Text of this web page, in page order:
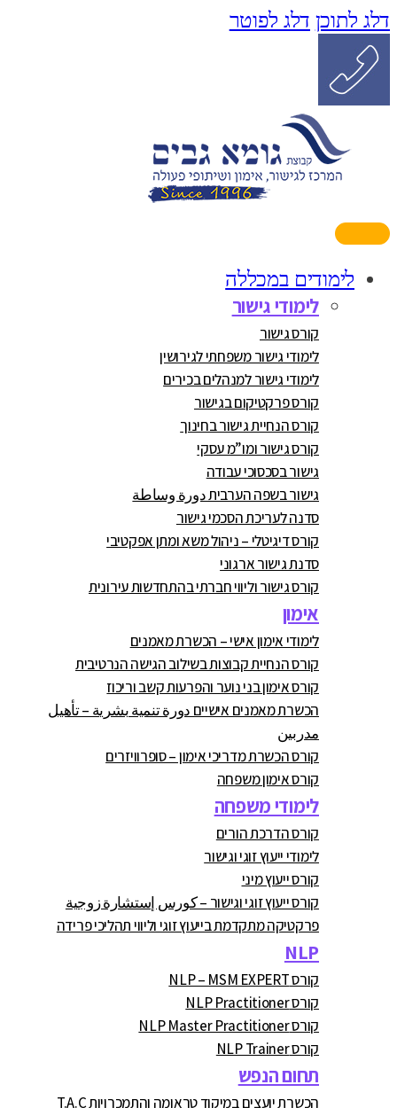
דלג לתוכן דלג לפוטר
לימודים במכללה
לימודי גישור
קורס גישור
לימודי גישור משפחתי לגירושין
לימודי גישור למנהלים בכירים
קורס פרקטיקום בגישור
קורס הנחיית גישור בחינוך
קורס גישור ומו”מ עסקי
גישור בסכסוכי עבודה
גישור בשפה הערבית دورة وساطة
סדנה לעריכת הסכמי גישור
קורס דיגיטלי – ניהול משא ומתן אפקטיבי
סדנת גישור ארגוני
קורס גישור וליווי חברתי בהתחדשות עירונית
אימון
לימודי אימון אישי – הכשרת מאמנים
קורס הנחיית קבוצות בשילוב הגישה הנרטיבית
קורס אימון בני נוער והפרעות קשב וריכוז
הכשרת מאמנים אישיים دورة تنمية بشرية – تأهيل
مدربين
קורס הכשרת מדריכי אימון – סופרוויזרים
קורס אימון משפחה
לימודי משפחה
קורס הדרכת הורים
לימודי ייעוץ זוגי וגישור
קורס ייעוץ מיני
קורס ייעוץ זוגי וגישור – كورس إستشارة زوجية
פרקטיקה מתקדמת בייעוץ זוגי וליווי תהליכי פרידה
NLP
קורס NLP – MSM EXPERT
קורס NLP Practitioner
קורס NLP Master Practitioner
קורס NLP Trainer
תחום הנפש
הכשרת יועצים במיקוד טראומה והתמכרויות T.A.C